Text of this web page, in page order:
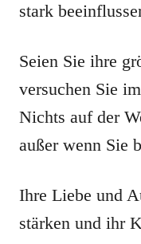
stark
Seien Sie ihre
versuchen Sie
Nichts auf der
außer wenn Sie
Ihre Liebe und
stärken und ihr